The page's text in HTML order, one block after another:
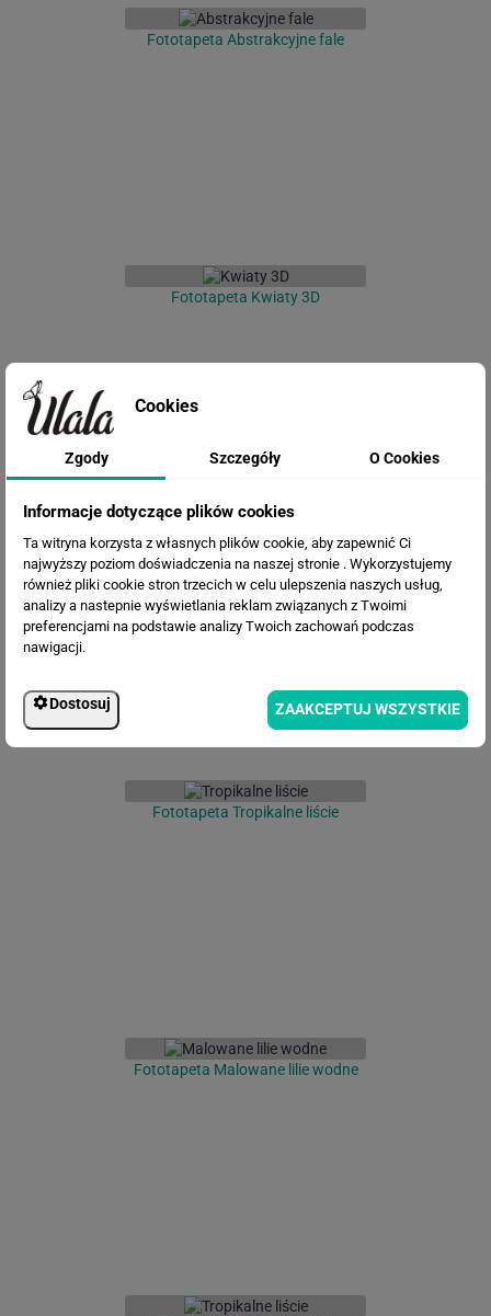
Fototapeta Abstrakcyjne fale
Fototapeta Kwiaty 3D
Fototapeta Artystyczny las
Fototapeta Tropikalne liście
Fototapeta Malowane lilie wodne
Cookies
Zgody Szczegóły O Cookies
Informacje dotyczące plików cookies
Ta witryna korzysta z własnych plików cookie, aby zapewnić Ci
najwyższy poziom doświadczenia na naszej stronie . Wykorzystujemy
również pliki cookie stron trzecich w celu ulepszenia naszych usług,
analizy a nastepnie wyświetlania reklam związanych z Twoimi
preferencjami na podstawie analizy Twoich zachowań podczas
nawigacji.
Dostosuj ZAAKCEPTUJ WSZYSTKIE